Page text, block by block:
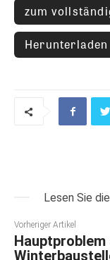
zum
Herunterladen
Lesen Sie
Vorheriger Artikel
Hauptproblem